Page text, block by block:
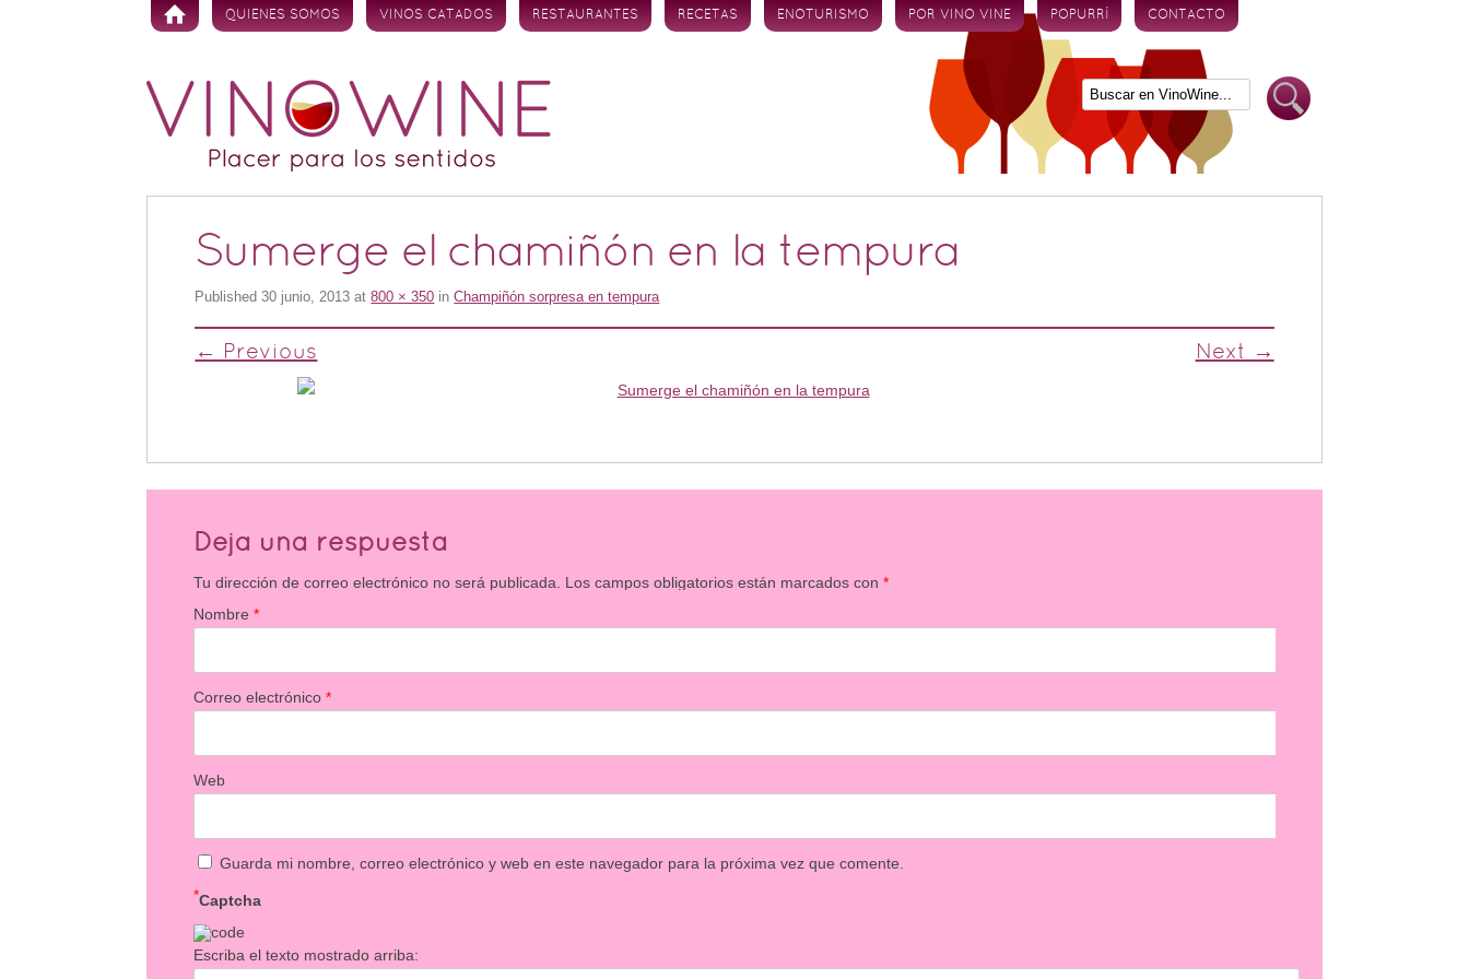
Skip to content
QUIENES SOMOS VINOS CATADOS RESTAURANTES RECETAS ENOTURISMO POR VINO VINE POPURRÍ CONTACTO
Sumerge el chamiñón en la tempura
Published30 junio, 2013 at800 × 350 inChampiñón sorpresa en tempura
← Previous Next →
Deja una respuesta
Tu dirección de correo electrónico no será publicada. Los campos obligatorios están marcados con*
Nombre*
Correo electrónico*
Web
Guarda mi nombre, correo electrónico y web en este navegador para la próxima vez que comente.
Captcha
*
Escriba el texto mostrado arriba: